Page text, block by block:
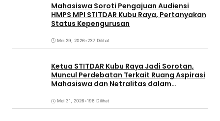
Mahasiswa Soroti Pengajuan Audiensi
HMPS MPI STITDAR Kubu Raya, Pertanyakan
Status Kepengurusan
Mei 29, 2026•237 Dilihat
Ketua STITDAR Kubu Raya Jadi Sorotan,
Muncul Perdebatan Terkait Ruang Aspirasi
Mahasiswa dan Netralitas dalam
Mei 31, 2026•198 Dilihat